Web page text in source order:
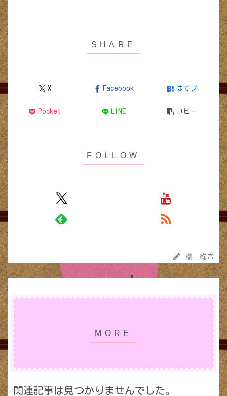
X Facebook はてブ
Pocket LINE コピー
櫻 絢音
関連記事は見つかりませんでした。